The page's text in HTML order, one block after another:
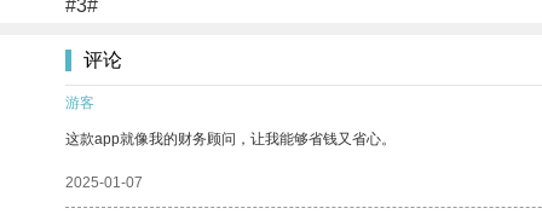
#3#
评论
游客
这款app就像我的财务顾问，让我能够省钱又省心。
2025-01-07